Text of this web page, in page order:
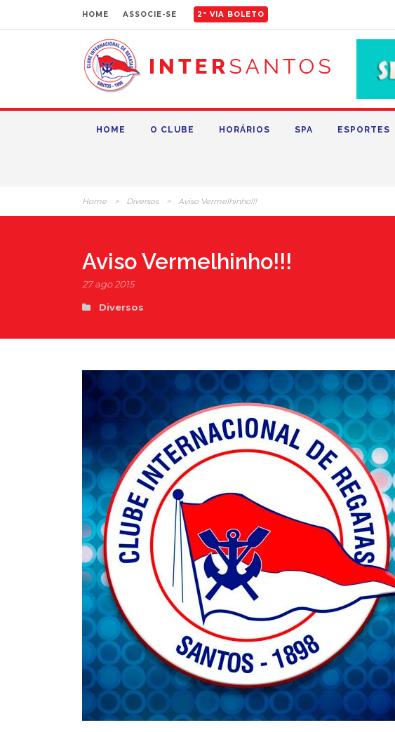
HOME ASSOCIE-SE 2ª VIA BOLETO
HOME O CLUBE HORÁRIOS SPA ESPORTES
Home > Diversos > Aviso Vermelhinho!!!
Aviso Vermelhinho!!!
27 ago 2015
Diversos